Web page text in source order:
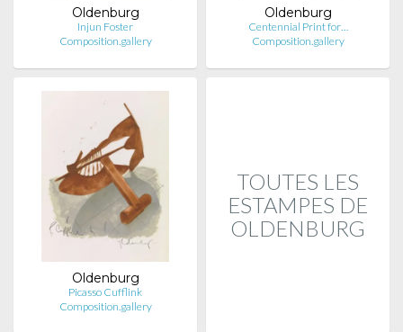
Oldenburg
Injun Foster
Composition.gallery
Oldenburg
Centennial Print for…
Composition.gallery
Oldenburg
Picasso Cufflink
Composition.gallery
TOUTES LES
ESTAMPES DE
OLDENBURG